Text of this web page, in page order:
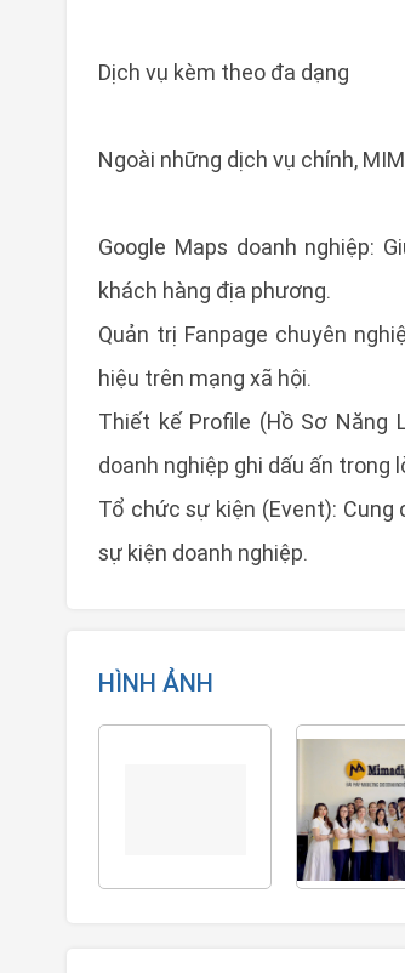
Dịch vụ kèm theo đa dạng
Ngoài những dịch vụ chính,
Google Maps doanh nghiệp:
khách hàng địa phương.
Quản trị Fanpage chuyên
hiệu trên mạng xã hội.
Thiết kế Profile (Hồ Sơ Năng
doanh nghiệp ghi dấu ấn trong
Tổ chức sự kiện (Event):
sự kiện doanh nghiệp.
HÌNH ẢNH